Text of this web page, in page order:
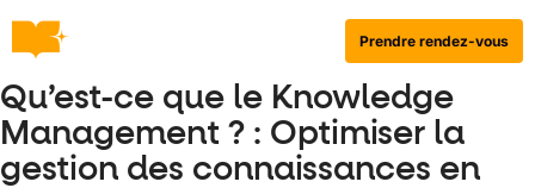
Prendre rendez-vous
Qu’est-ce que le Knowledge
Management ? : Optimiser la
gestion des connaissances en